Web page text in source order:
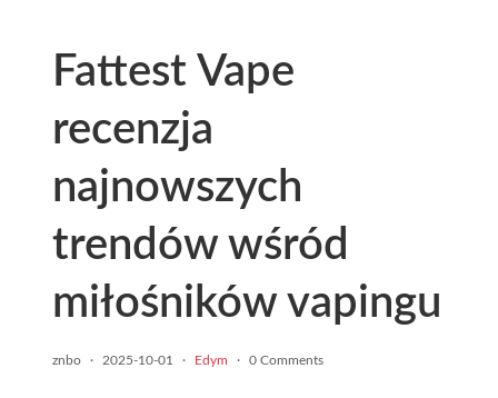
Fattest Vape
recenzja
najnowszych
trendów wśród
miłośników vapingu
znbo · 2025-10-01 · Edym · 0 Comments